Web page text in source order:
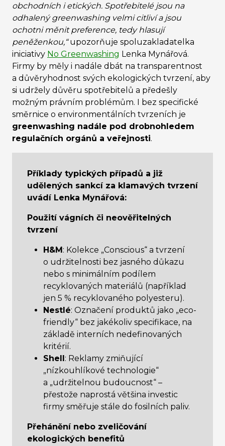
obchodních i etických. Spotřebitelé jsou na
odhalený greenwashing velmi citliví a jsou
ochotni měnit preference, tedy hlasují
peněženkou,“upozorňuje spoluzakladatelka
iniciativy No Greenwashing Lenka Mynářová.
Firmy by měly i nadále dbát na transparentnost
a důvěryhodnost svých ekologických tvrzení, aby
si udržely důvěru spotřebitelů a předešly
možným právním problémům. I bez specifické
směrnice o environmentálních tvrzeních je
greenwashing nadále pod drobnohledem
regulačních orgánů a veřejnosti.
Příklady typických případů a již
udělených sankcí za klamavých tvrzení
uvádí Lenka Mynářová:
Použití vágních či neověřitelných
tvrzení
H&M: Kolekce „Conscious“ a tvrzení
o udržitelnosti bez jasného důkazu
nebo s minimálním podílem
recyklovaných materiálů (například
jen 5 % recyklovaného polyesteru).
Nestlé: Označení produktů jako „eco-
friendly“ bez jakékoliv specifikace, na
základě interních nedefinovaných
kritérií.
Shell: Reklamy zmiňující
„nízkouhlíkové technologie“
a „udržitelnou budoucnost“ –
přestože naprostá většina investic
firmy směřuje stále do fosilních paliv.
Přehánění nebo zveličování
ekologických benefitů